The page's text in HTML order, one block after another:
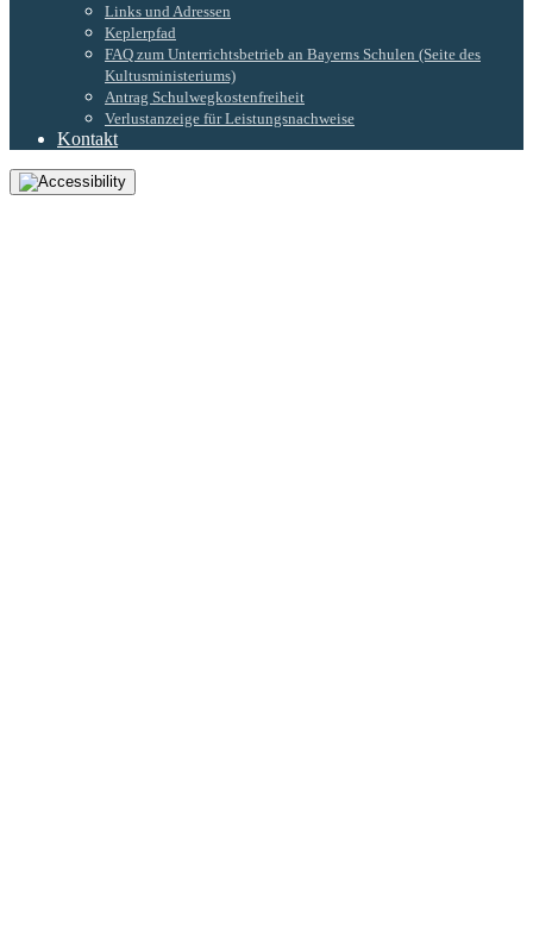
Links und Adressen
Keplerpfad
FAQ zum Unterrichtsbetrieb an Bayerns Schulen (Seite des
Kultusministeriums)
Antrag Schulwegkostenfreiheit
Verlustanzeige für Leistungsnachweise
Kontakt